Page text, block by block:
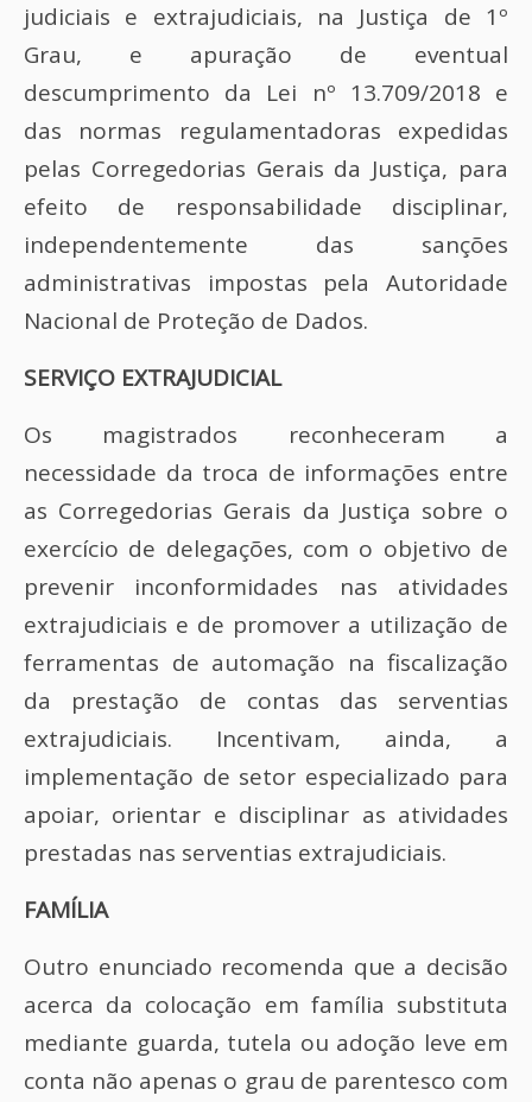
judiciais e extrajudiciais, na Justiça de 1º
Grau, e apuração de eventual
descumprimento da Lei nº 13.709/2018 e
das normas regulamentadoras expedidas
pelas Corregedorias Gerais da Justiça, para
efeito de responsabilidade disciplinar,
independentemente das sanções
administrativas impostas pela Autoridade
Nacional de Proteção de Dados.
SERVIÇO EXTRAJUDICIAL
Os magistrados reconheceram a
necessidade da troca de informações entre
as Corregedorias Gerais da Justiça sobre o
exercício de delegações, com o objetivo de
prevenir inconformidades nas atividades
extrajudiciais e de promover a utilização de
ferramentas de automação na fiscalização
da prestação de contas das serventias
extrajudiciais. Incentivam, ainda, a
implementação de setor especializado para
apoiar, orientar e disciplinar as atividades
prestadas nas serventias extrajudiciais.
FAMÍLIA
Outro enunciado recomenda que a decisão
acerca da colocação em família substituta
mediante guarda, tutela ou adoção leve em
conta não apenas o grau de parentesco com